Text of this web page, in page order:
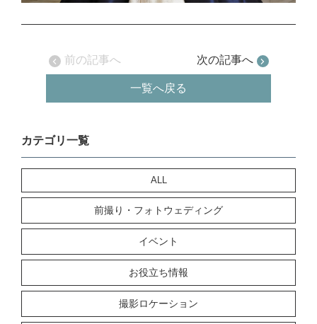
前の記事へ 次の記事へ
一覧へ戻る
カテゴリ一覧
ALL
前撮り・フォトウェディング
イベント
お役立ち情報
撮影ロケーション